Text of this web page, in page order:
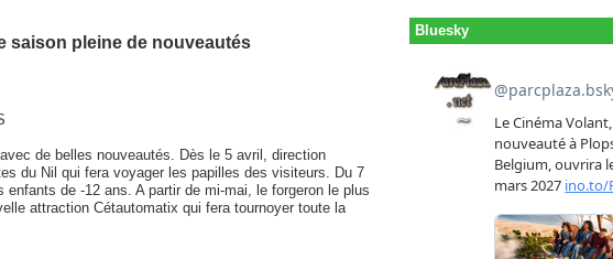
saison pleine de nouveautés
de belles nouveautés. Dès le 5 avril, direction
du Nil qui fera voyager les papilles des visiteurs. Du 7
de -12 ans. A partir de mi-mai, le forgeron le plus
attraction Cétautomatix qui fera tournoyer toute la
Bluesky